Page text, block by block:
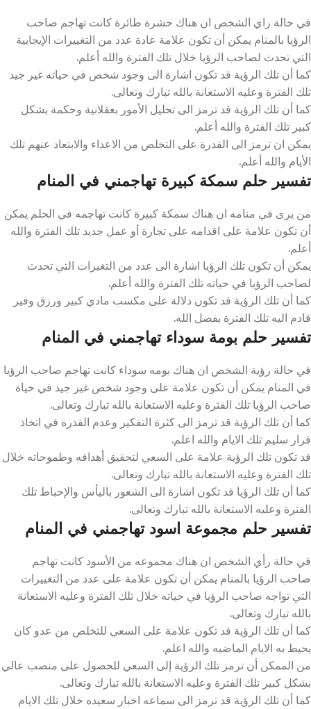
في حالة راي الشخص ان هناك حشرة طائرة كانت تهاجم صاحب
الرؤيا بالمنام يمكن أن تكون علامة عادة عدد من التغييرات الإيجابية
التي تحدث لصاحب الرؤيا خلال تلك الفترة والله أعلم.
كما أن تلك الرؤية قد تكون اشارة الى وجود شخص في حياته غير جيد
تلك الفترة وعليه الاستعانة بالله تبارك وتعالى.
كما أن تلك الرؤية قد ترمز الى تحليل الأمور بعقلانية وحكمة بشكل
كبير تلك الفترة والله أعلم.
يمكن ان ترمز الى القدرة على التخلص من الاعداء والابتعاد عنهم تلك
الأيام والله أعلم.
تفسير حلم سمكة كبيرة تهاجمني في المنام
من يرى في منامه ان هناك سمكة كبيرة كانت تهاجمه في الحلم يمكن
أن تكون علامة على اقدامه على تجارة أو عمل جديد تلك الفترة والله
أعلم.
يمكن أن تكون تلك الرؤيا اشارة الى عدد من التغيرات التي تحدث
لصاحب الرؤيا في حياته تلك الفترة والله أعلم.
كما أن تلك الرؤية قد تكون دلالة على مكسب مادي كبير ورزق وفير
قادم اليه تلك الفترة بفضل الله.
تفسير حلم بومة سوداء تهاجمني في المنام
في حالة رؤية الشخص ان هناك بومه سوداء كانت تهاجم صاحب الرؤيا
في المنام يمكن أن تكون علامة على وجود شخص غير جيد في حياة
صاحب الرؤيا تلك الفترة وعليه الاستعانة بالله تبارك وتعالى.
كما أن تلك الرؤية قد ترمز الى كثرة التفكير وعدم القدرة في اتخاذ
قرار سليم تلك الايام والله اعلم.
قد تكون تلك الرؤية علامة على السعي لتحقيق أهدافه وطموحاته خلال
تلك الفترة وعليه الاستعانة بالله تبارك وتعالى.
كما أن تلك الرؤيا قد تكون اشارة الى الشعور باليأس والإحباط تلك
الفترة وعليه الاستعانة بالله تبارك وتعالى.
تفسير حلم مجموعة اسود تهاجمني في المنام
في حالة رأي الشخص ان هناك مجموعه من الأسود كانت تهاجم
صاحب الرؤيا بالمنام يمكن أن تكون علامة على عدد من التغييرات
التي تواجه صاحب الرؤيا في حياته خلال تلك الفترة وعليه الاستعانة
بالله تبارك وتعالى.
كما أن تلك الرؤية قد تكون علامة على السعي للتخلص من عدو كان
يحيط به الايام الماضيه والله اعلم.
من الممكن أن ترمز تلك الرؤية إلى السعي للحصول على منصب عالي
بشكل كبير تلك الفترة وعليه الاستعانة بالله تبارك وتعالى.
كما أن تلك الرؤية قد ترمز الى سماعه اخبار سعيده خلال تلك الايام